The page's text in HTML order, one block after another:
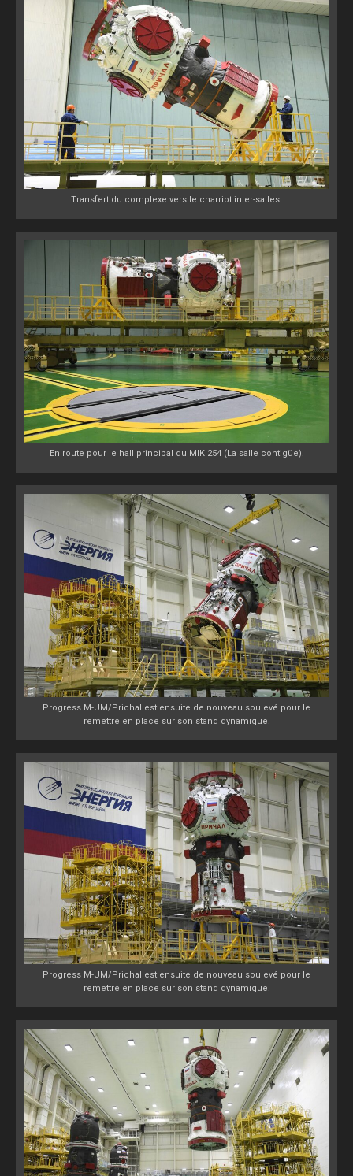
Transfert du complexe vers le charriot inter-salles.
En route pour le hall principal du MIK 254 (La salle contigüe).
Progress M-UM/Prichal est ensuite de nouveau soulevé pour le
remettre en place sur son stand dynamique.
Progress M-UM/Prichal est ensuite de nouveau soulevé pour le
remettre en place sur son stand dynamique.